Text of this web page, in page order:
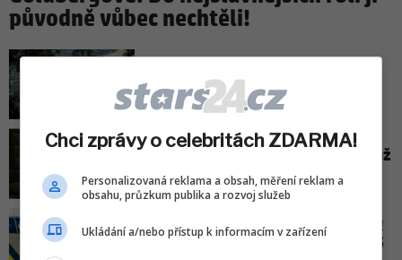
původně vůbec nechtěli!
Teploty se vrátí nad tropickou
hranici!
Přiznání Jiřího Mádla: Malý syn už
si mohl poprvé zahrát ve filmu!
DNA pomohla objasnit pomníček!
Vražda v Karlíně se stala před 15
Chci zprávy o celebritách ZDARMA!
Personalizovaná reklama a obsah, měření reklam a
obsahu, průzkum publika a rozvoj služeb
Ukládání a/nebo přístup k informacím v zařízení